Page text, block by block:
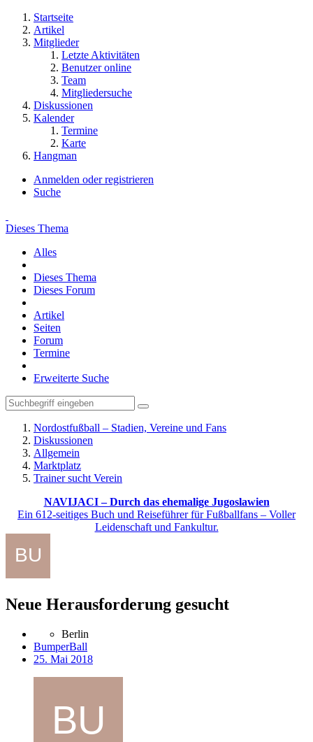
Startseite
Artikel
Mitglieder
Letzte Aktivitäten
Benutzer online
Team
Mitgliedersuche
Diskussionen
Kalender
Termine
Karte
Hangman
Anmelden oder registrieren
Suche
Dieses Thema
Alles
Dieses Thema
Dieses Forum
Artikel
Seiten
Forum
Termine
Erweiterte Suche
Nordostfußball – Stadien, Vereine und Fans
Diskussionen
Allgemein
Marktplatz
Trainer sucht Verein
NAVIJACI – Durch das ehemalige Jugoslawien
Ein 612-seitiges Buch und Reiseführer für Fußballfans – Voller
Leidenschaft und Fankultur.
Neue Herausforderung gesucht
Berlin
BumperBall
25. Mai 2018